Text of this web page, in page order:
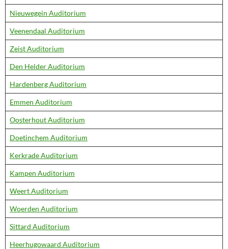
Nieuwegein Auditorium
Veenendaal Auditorium
Zeist Auditorium
Den Helder Auditorium
Hardenberg Auditorium
Emmen Auditorium
Oosterhout Auditorium
Doetinchem Auditorium
Kerkrade Auditorium
Kampen Auditorium
Weert Auditorium
Woerden Auditorium
Sittard Auditorium
Heerhugowaard Auditorium